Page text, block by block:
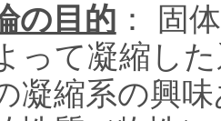
の目的 ： 固
って凝縮し
凝縮系の興